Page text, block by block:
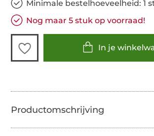
Minimale bestelhoeveelheid: 1
Nog maar 5 stuk op voorraad!
In je